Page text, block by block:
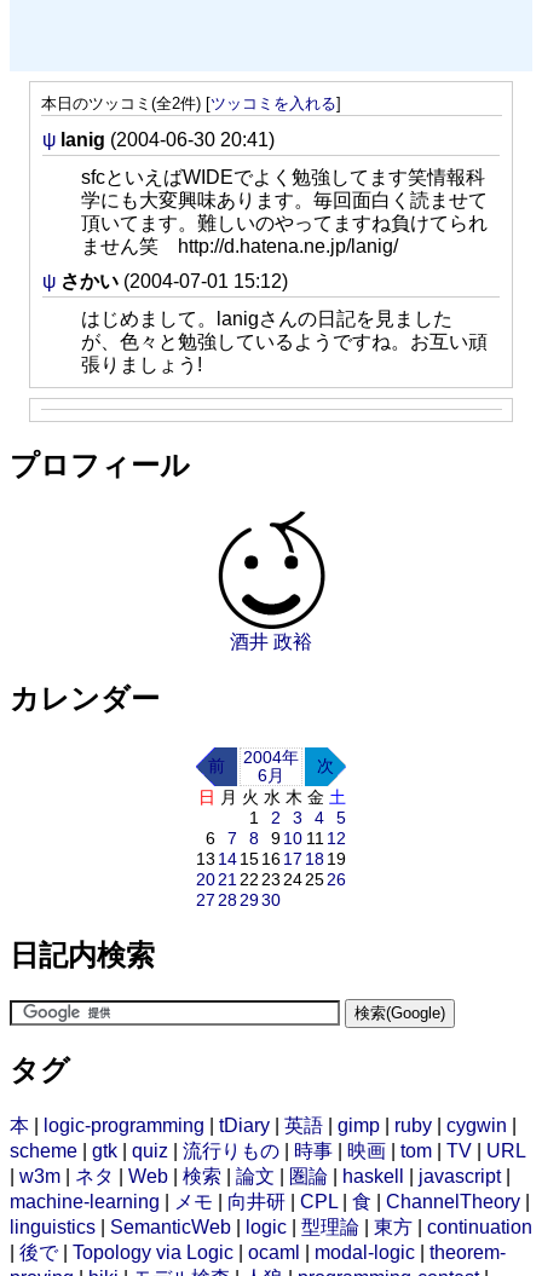
本日のツッコミ(全2件) [ツッコミを入れる]
ψ lanig (2004-06-30 20:41)
sfcといえばWIDEでよく勉強してます笑情報科
学にも大変興味あります。毎回面白く読ませて
頂いてます。難しいのやってますね負けてられ
ません笑 http://d.hatena.ne.jp/lanig/
ψ さかい (2004-07-01 15:12)
はじめまして。lanigさんの日記を見ました
が、色々と勉強しているようですね。お互い頑
張りましょう!
プロフィール
酒井 政裕
カレンダー
前
2004年
6月
次
日 月 火 水 木 金 土
1
2 3 4
5
6
7 8 910 11 12
13 14151617 1819
2021 22 23 242526
27 282930
日記内検索
タグ
本 logic-programming tDiary 英語 gimp ruby cygwin
scheme
gtk quiz 流行りもの 時事 映画 tom TV
URL
w3m ネタ Web 検索 論文 圏論 haskell javascript|
machine-learning
メモ 向井研 CPL 食 ChannelTheory
linguistics
SemanticWeb logic 型理論 東方
continuation
後で| Topology via Logic ocaml modal-logic
theorem-